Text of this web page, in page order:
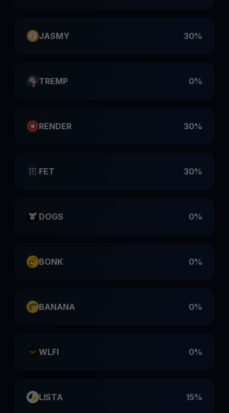
JASMY 30%
TREMP 0%
RENDER 30%
FET 30%
DOGS 0%
BONK 0%
BANANA 0%
WLFI 0%
LISTA 15%